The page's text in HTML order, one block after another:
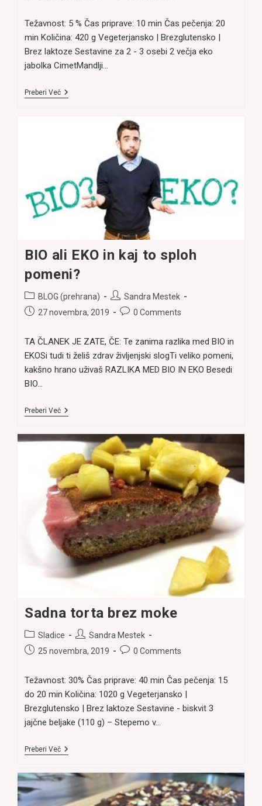
Težavnost: 5 % Čas priprave: 10 min Čas pečenja: 20
min Količina: 420 g Vegeterjansko | Brezglutensko |
Brez laktoze Sestavine za 2 - 3 osebi 2 večja eko
jabolka CimetMandlji…
Preberi VečPečena
BIO ali EKO in kaj to sploh
pomeni?
Post
category:
BLOG (prehrana)
Post
author:
Sandra Mestek
Post27 novembra, 2019
Post0 Comments
TA ČLANEK JE ZATE, ČE: Te zanima razlika med BIO in
EKOSi tudi ti želiš zdrav življenjski slogTi veliko pomeni,
kakšno hrano uživaš RAZLIKA MED BIO IN EKO Besedi
BIO…
Preberi VečBIO
In
To
Sploh
Pomeni?
Sadna torta brez moke
Post
category:
Sladice
Post
author:
Sandra Mestek
Post25 novembra, 2019
Post0 Comments
Težavnost: 30% Čas priprave: 40 min Čas pečenja: 15
do 20 min Količina: 1020 g Vegeterjansko |
Brezglutensko | Brez laktoze Sestavine - biskvit 3
jajčne beljake (110 g) – Stepemo v…
Preberi VečSadna
Moke